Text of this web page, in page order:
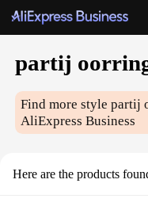
partij
Find more stylepartij
AliExpress Business
Here are the products